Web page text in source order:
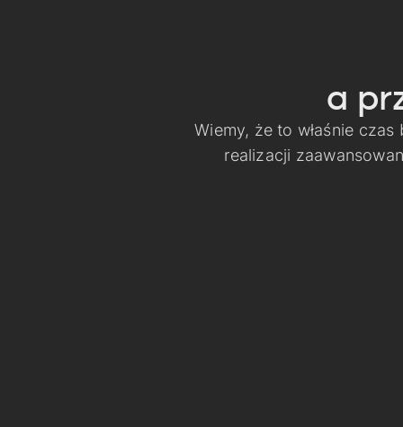
a
Wiemy, że to właśnie
realizacji